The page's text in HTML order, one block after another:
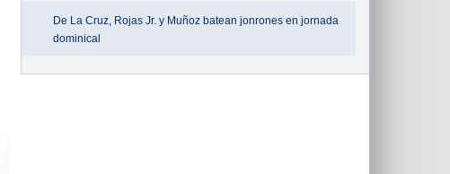
De La Cruz, Rojas Jr. y Muñoz batean jonrones en jornada
dominical